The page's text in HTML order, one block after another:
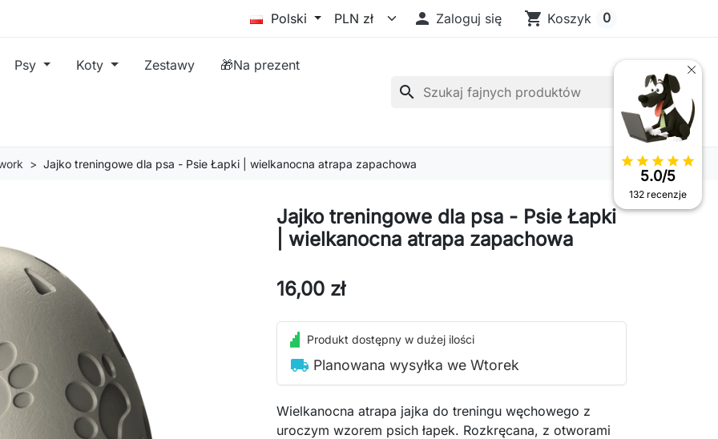
Polski  Zaloguj się shopping_cart Koszyk 0
Psy Koty Zestawy 🎁Na prezent
search
Jajko treningowe dla psa - Psie Łapki | wielkanocna atrapa zapachowa
Jajko treningowe dla psa - Psie Łapki
| wielkanocna atrapa zapachowa
16,00 zł
Produkt dostępny w dużej ilości
local_shipping Planowana wysyłka we Wtorek
Wielkanocna atrapa jajka do treningu węchowego z
uroczym wzorem psich łapek. Rozkręcana, z otworami
star star star star star
5.0/5
132 recenzje